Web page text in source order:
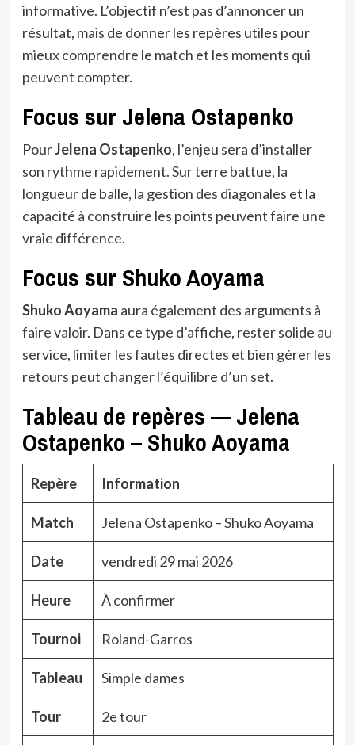
informative. L’objectif n’est pas d’annoncer un
résultat, mais de donner les repères utiles pour
mieux comprendre le match et les moments qui
peuvent compter.
Focus sur Jelena Ostapenko
PourJelena Ostapenko, l’enjeu sera d’installer
son rythme rapidement. Sur terre battue, la
longueur de balle, la gestion des diagonales et la
capacité à construire les points peuvent faire une
vraie différence.
Focus sur Shuko Aoyama
Shuko Aoyama aura également des arguments à
faire valoir. Dans ce type d’affiche, rester solide au
service, limiter les fautes directes et bien gérer les
retours peut changer l’équilibre d’un set.
Tableau de repères — Jelena
Ostapenko – Shuko Aoyama
Repère Information
Match Jelena Ostapenko – Shuko Aoyama
Date vendredi 29 mai 2026
Heure À confirmer
Tournoi Roland-Garros
Tableau Simple dames
Tour 2e tour